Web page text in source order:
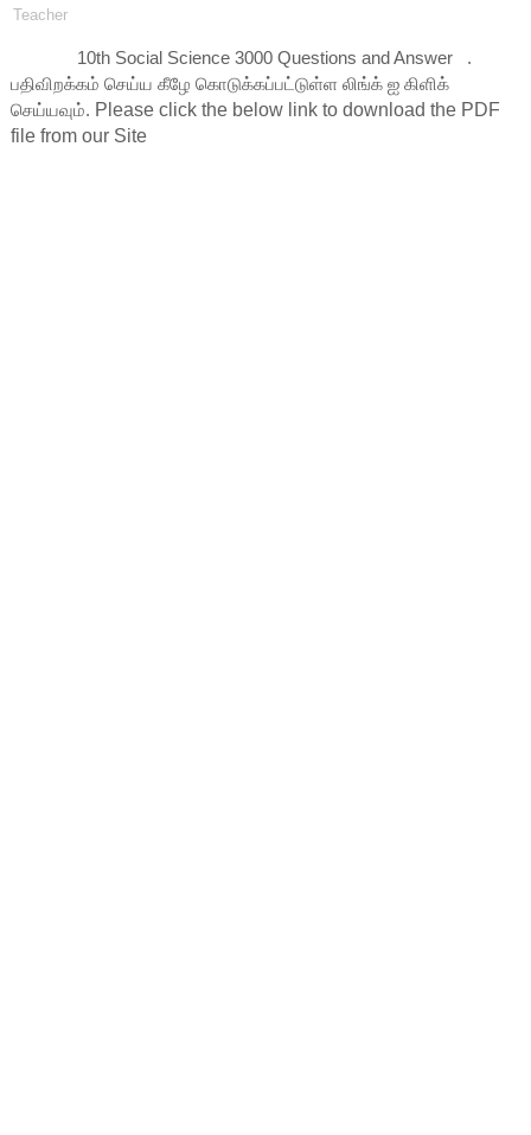
Teacher
10th Social Science 3000 Questions and Answer .
பதிவிறக்கம் செய்ய கீழே கொடுக்கப்பட்டுள்ள லிங்க் ஐ கிளிக்
செய்யவும். Please click the below link to download the PDF
file from our Site